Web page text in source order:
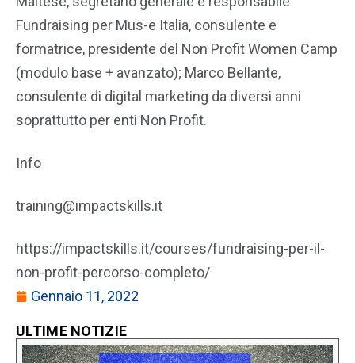
Fundraising per Mus-e Italia, consulente e
formatrice, presidente del Non Profit Women Camp
(modulo base + avanzato); Marco Bellante,
consulente di digital marketing da diversi anni
soprattutto per enti Non Profit.
Info
training@impactskills.it
https://impactskills.it/courses/fundraising-per-il-
non-profit-percorso-completo/
Gennaio 11, 2022
ULTIME NOTIZIE